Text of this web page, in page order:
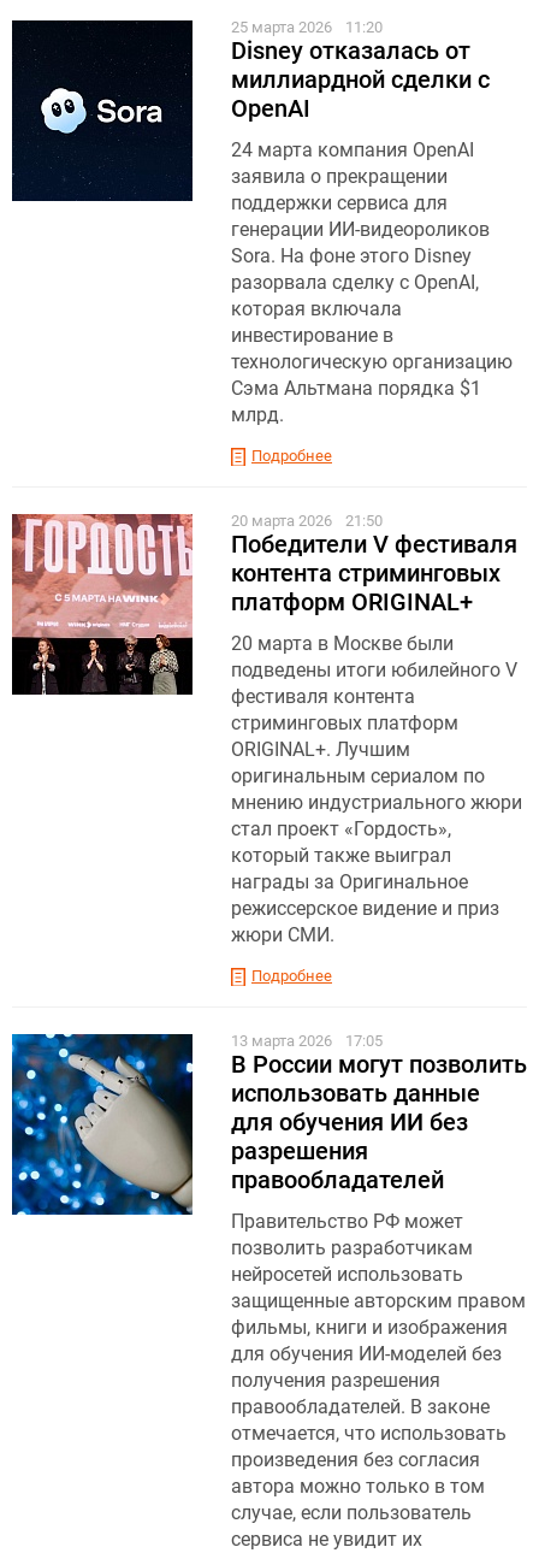
25 марта 2026 11:20
Disney отказалась от
миллиардной сделки c
OpenAI
24 марта компания OpenAI
заявила о прекращении
поддержки сервиса для
генерации ИИ-видеороликов
Sora. На фоне этого Disney
разорвала сделку с OpenAI,
которая включала
инвестирование в
технологическую организацию
Сэма Альтмана порядка $1
млрд.
Подробнее
20 марта 2026 21:50
Победители V фестиваля
контента стриминговых
платформ ORIGINAL+
20 марта в Москве были
подведены итоги юбилейного V
фестиваля контента
стриминговых платформ
ORIGINAL+. Лучшим
оригинальным сериалом по
мнению индустриального жюри
стал проект «Гордость»,
который также выиграл
награды за Оригинальное
режиссерское видение и приз
жюри СМИ.
Подробнее
13 марта 2026 17:05
В России могут позволить
использовать данные
для обучения ИИ без
разрешения
правообладателей
Правительство РФ может
позволить разработчикам
нейросетей использовать
защищенные авторским правом
фильмы, книги и изображения
для обучения ИИ-моделей без
получения разрешения
правообладателей. В законе
отмечается, что использовать
произведения без согласия
автора можно только в том
случае, если пользователь
сервиса не увидит их